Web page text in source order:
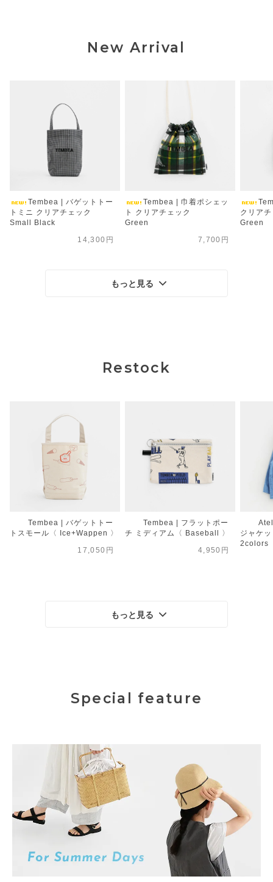
New Arrival
Tembea | バゲットトー
トミニ クリアチェック
Small Black
14,300円
Tembea | 巾着ポシェッ
ト クリアチェック
Green
7,700円
クリア
Green
もっと見る
Restock
Tembea | バゲットトー
トスモール〈 Ice+Wappen 〉
17,050円
Tembea | フラットポー
チ ミディアム〈 Baseball 〉
4,950円
ジャケ
2colors
もっと見る
Special feature